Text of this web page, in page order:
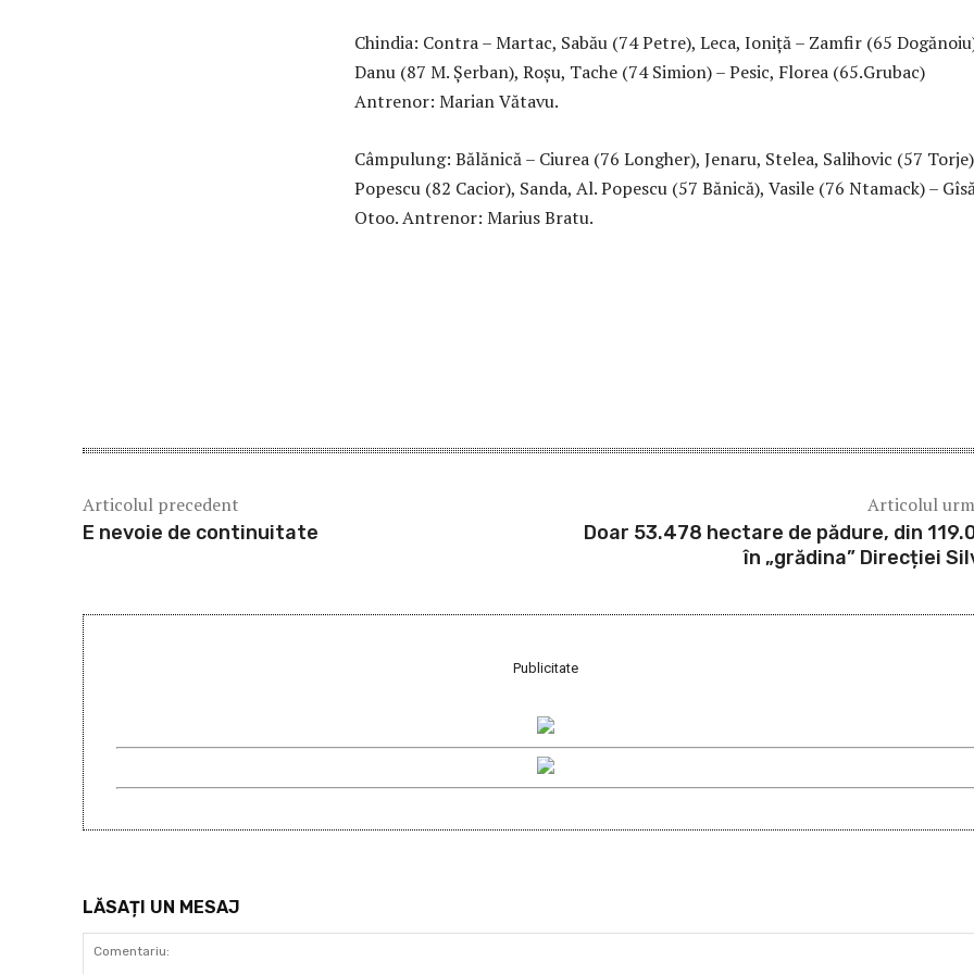
Chindia: Contra – Martac, Sabău (74 Petre), Leca, Ioniță – Zamfir (65
Danu (87 M. Șerban), Roșu, Tache (74 Simion) – Pesic, Florea (65.Grubac)
Antrenor: Marian Vătavu.
Câmpulung: Bălănică – Ciurea (76 Longher), Jenaru, Stelea, Salihovic (57
Popescu (82 Cacior), Sanda, Al. Popescu (57 Bănică), Vasile (76 Ntamack) –
Otoo. Antrenor: Marius Bratu.
Articolul precedent
E nevoie de continuitate
Articolul
Doar 53.478 hectare de pădure, din
în „grădina” Direcției
Publicitate
LĂSAȚI UN MESAJ